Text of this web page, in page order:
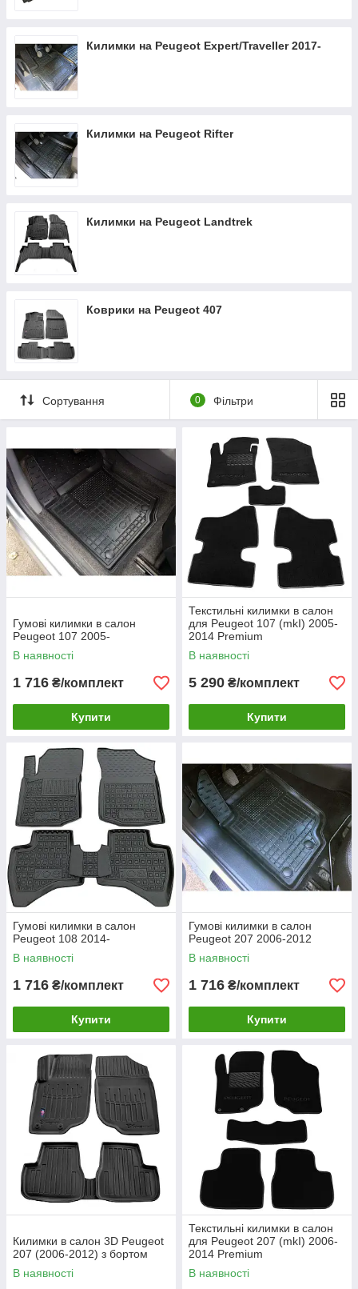
Килимки на Peugeot Expert/Traveller 2017-
Килимки на Peugeot Rifter
Килимки на Peugeot Landtrek
Коврики на Peugeot 407
Сортування 0 Фільтри
Гумові килимки в салон
Peugeot 107 2005-
В наявності
1 716 ₴/комплект
Купити
Текстильні килимки в салон
для Peugeot 107 (mkI) 2005-
2014 Premium
В наявності
5 290 ₴/комплект
Купити
Гумові килимки в салон
Peugeot 108 2014-
В наявності
1 716 ₴/комплект
Купити
Гумові килимки в салон
Peugeot 207 2006-2012
В наявності
1 716 ₴/комплект
Купити
Килимки в салон 3D Peugeot
207 (2006-2012) з бортом
В наявності
Текстильні килимки в салон
для Peugeot 207 (mkI) 2006-
2014 Premium
В наявності